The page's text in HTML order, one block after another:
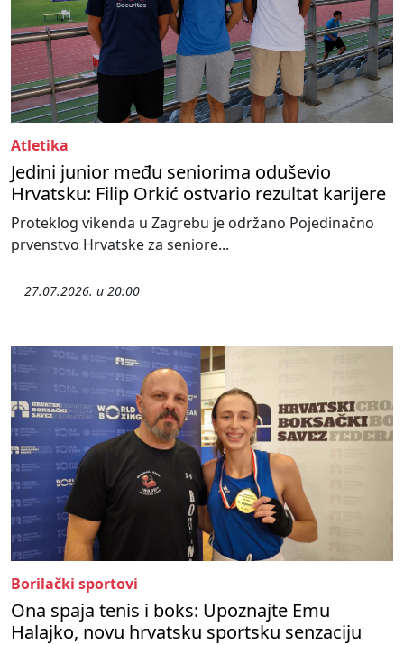
Atletika
Jedini junior među seniorima oduševio
Hrvatsku: Filip Orkić ostvario rezultat karijere
Proteklog vikenda u Zagrebu je održano Pojedinačno
prvenstvo Hrvatske za seniore...
27.07.2026. u 20:00
Borilački sportovi
Ona spaja tenis i boks: Upoznajte Emu
Halajko, novu hrvatsku sportsku senzaciju